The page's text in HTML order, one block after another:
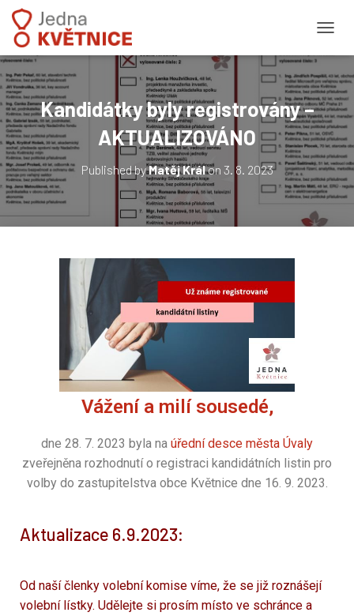
Kandidátky byly registrovány –
AKTUALIZOVÁNO
Published byMatěj Králon 3. 8. 2023
Vážení a milí sousedé,
dne 28. 7. 2023 byla na úřední desce města Úvaly
zveřejněna rozhodnutí o registraci kandidátních listin pro
volby do zastupitelstva obce Květnice dne 16. 9. 2023.
Aktualizace 6.9.2023:
Od naší členky volební komise víme, že se již roznášejí
volební lístky. Udělejte si prosím místo ve schránce a